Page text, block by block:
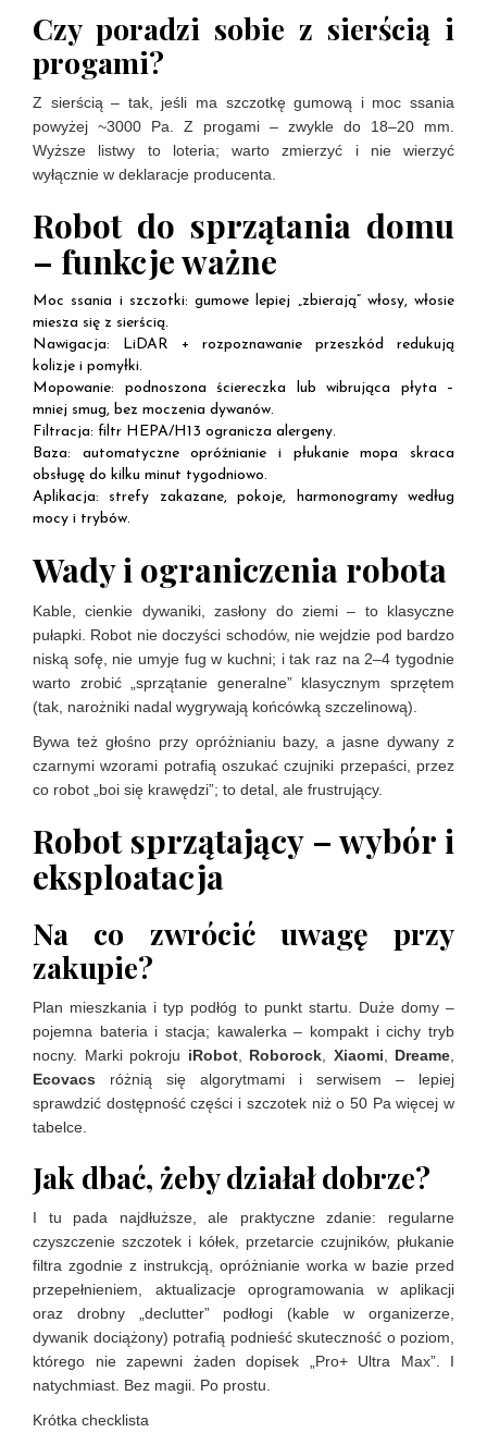
Czy poradzi sobie z sierścią i
progami?
Z sierścią – tak, jeśli ma szczotkę gumową i moc ssania
powyżej ~3000 Pa. Z progami – zwykle do 18–20 mm.
Wyższe listwy to loteria; warto zmierzyć i nie wierzyć
wyłącznie w deklaracje producenta.
Robot do sprzątania domu
– funkcje ważne
Moc ssania i szczotki: gumowe lepiej „zbierają” włosy, włosie
miesza się z sierścią.
Nawigacja: LiDAR + rozpoznawanie przeszkód redukują
kolizje i pomyłki.
Mopowanie: podnoszona ściereczka lub wibrująca płyta –
mniej smug, bez moczenia dywanów.
Filtracja: filtr HEPA/H13 ogranicza alergeny.
Baza: automatyczne opróżnianie i płukanie mopa skraca
obsługę do kilku minut tygodniowo.
Aplikacja: strefy zakazane, pokoje, harmonogramy według
mocy i trybów.
Wady i ograniczenia robota
Kable, cienkie dywaniki, zasłony do ziemi – to klasyczne
pułapki. Robot nie doczyści schodów, nie wejdzie pod bardzo
niską sofę, nie umyje fug w kuchni; i tak raz na 2–4 tygodnie
warto zrobić „sprzątanie generalne” klasycznym sprzętem
(tak, narożniki nadal wygrywają końcówką szczelinową).
Bywa też głośno przy opróżnianiu bazy, a jasne dywany z
czarnymi wzorami potrafią oszukać czujniki przepaści, przez
co robot „boi się krawędzi”; to detal, ale frustrujący.
Robot sprzątający – wybór i
eksploatacja
Na co zwrócić uwagę przy
zakupie?
Plan mieszkania i typ podłóg to punkt startu. Duże domy –
pojemna bateria i stacja; kawalerka – kompakt i cichy tryb
nocny. Marki pokroju iRobot, Roborock Xiaomi Dreame
Ecovacs różnią się algorytmami i serwisem – lepiej
sprawdzić dostępność części i szczotek niż o 50 Pa więcej w
tabelce.
Jak dbać, żeby działał dobrze?
I tu pada najdłuższe, ale praktyczne zdanie: regularne
czyszczenie szczotek i kółek, przetarcie czujników, płukanie
filtra zgodnie z instrukcją, opróżnianie worka w bazie przed
przepełnieniem, aktualizacje oprogramowania w aplikacji
oraz drobny „declutter” podłogi (kable w organizerze,
dywanik dociążony) potrafią podnieść skuteczność o poziom,
którego nie zapewni żaden dopisek „Pro+ Ultra Max”. I
natychmiast. Bez magii. Po prostu.
Krótka checklista